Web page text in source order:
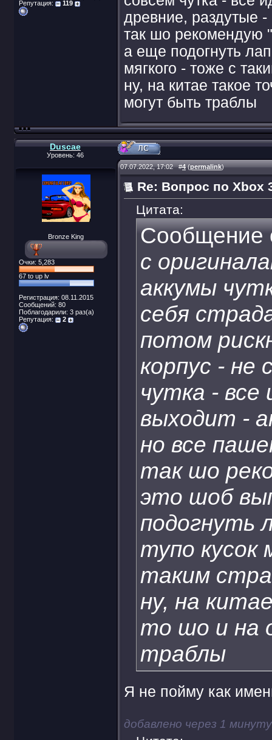
Репутация:
119
древние, раздутые
так шо рекомендую
а еще подогнуть
мягкого - тоже с
ну, на китае такое
могут быть траблы
Duscae
Уровень: 46
Bronze King
Очки: 5,283
67 to up lv
Регистрация: 08.11.2015
Сообщений: 80
Поблагодарили: 3 раз(а)
Репутация:
2
07.07.2022, 17:02#4(permalink)
Re: Вопрос по Xbox
Цитата:
Сообщение
с
аккумы
себя
потом
корпус - не
чутка - все
выходит -
но все
так шо
это шоб
подогнуть
тупо кусок
таким
ну, на
то шо и на
траблы
Я не пойму как
добавлено через 1 минуту